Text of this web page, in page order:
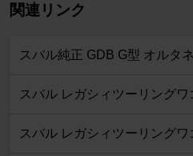
関連リンク
スバル純正 GDB G型 オルタ
スバル レガシィツーリング
スバル レガシィツーリング